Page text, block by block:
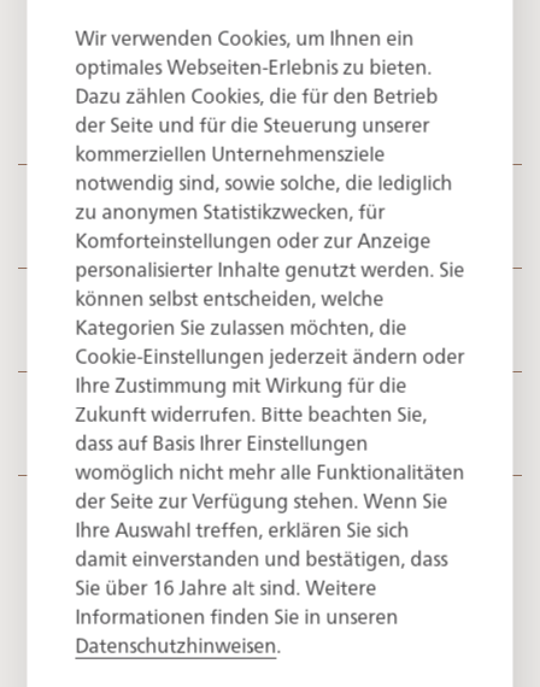
Wir verwenden Cookies, um Ihnen ein
optimales Webseiten-Erlebnis zu bieten.
Dazu zählen Cookies, die für den Betrieb
der Seite und für die Steuerung unserer
kommerziellen Unternehmensziele
notwendig sind, sowie solche, die lediglich
zu anonymen Statistikzwecken, für
Komforteinstellungen oder zur Anzeige
personalisierter Inhalte genutzt werden. Sie
können selbst entscheiden, welche
Kategorien Sie zulassen möchten, die
Cookie-Einstellungen jederzeit ändern oder
Ihre Zustimmung mit Wirkung für die
Zukunft widerrufen. Bitte beachten Sie,
dass auf Basis Ihrer Einstellungen
womöglich nicht mehr alle Funktionalitäten
der Seite zur Verfügung stehen. Wenn Sie
Ihre Auswahl treffen, erklären Sie sich
damit einverstanden und bestätigen, dass
Sie über 16 Jahre alt sind. Weitere
Informationen finden Sie in unseren
Datenschutzhinweisen.
...AT DAS TEGERNSEE
Overnight stay
Culinary
Spa & Wellness
Miscellaneous
PER PERSON
from € 525